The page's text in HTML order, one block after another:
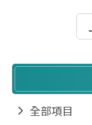
全部項目